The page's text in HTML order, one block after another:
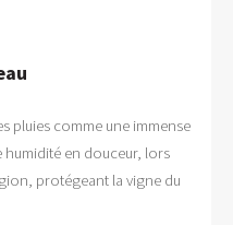
pluies comme une immense
humidité en douceur, lors
protégeant la vigne du